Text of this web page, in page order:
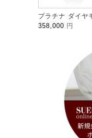
プラチナ ダイヤ
358,000 円